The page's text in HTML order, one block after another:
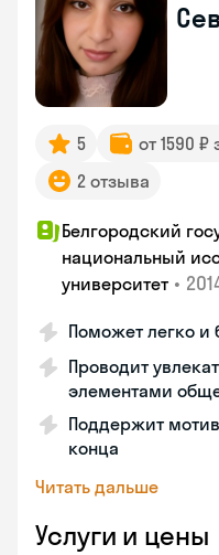
5 от 1590 ₽
2 отзыва
Белгородский
национальный
университет •
Поможет легко и
Проводит
элементами
Поддержит
конца
Читать дальше
Услуги и цены